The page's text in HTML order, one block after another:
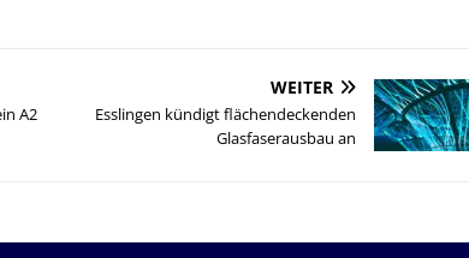
A2
WEITER
Esslingen kündigt flächendeckenden
Glasfaserausbau an